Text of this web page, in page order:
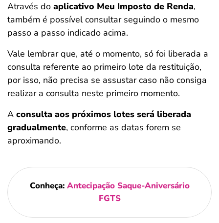
Através do aplicativo Meu Imposto de Renda,
também é possível consultar seguindo o mesmo
passo a passo indicado acima.
Vale lembrar que, até o momento, só foi liberada a
consulta referente ao primeiro lote da restituição,
por isso, não precisa se assustar caso não consiga
realizar a consulta neste primeiro momento.
A consulta aos próximos lotes será liberada
gradualmente, conforme as datas forem se
aproximando.
Conheça: Antecipação Saque-Aniversário
FGTS